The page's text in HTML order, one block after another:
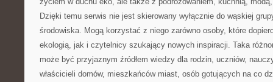
Dzięki temu serwis nie jest skierowany wyłącznie do wąskiej
środowiska. Mogą korzystać z niego zarówno osoby, które
ekologią, jak i czytelnicy szukający nowych inspiracji. Taka
może być przyjaznym źródłem wiedzy dla rodzin, uczniów,
właścicieli domów, mieszkańców miast, osób gotujących na co